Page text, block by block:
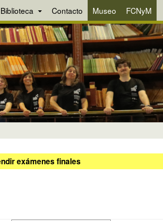
Contacto Museo FCNyM
exámenes finales